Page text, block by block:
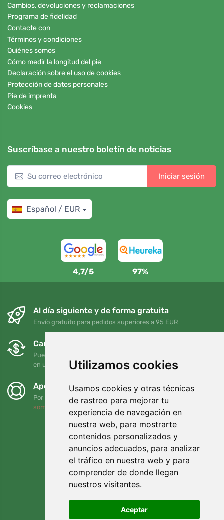
Utilizamos cookies
Usamos cookies y otras técnicas
de rastreo para mejorar tu
experiencia de navegación en
nuestra web, para mostrarte
contenidos personalizados y
anuncios adecuados, para analizar
el tráfico en nuestra web y para
comprender de donde llegan
nuestros visitantes.
Aceptar
Cambios, devoluciones y reclamaciones
Programa de fidelidad
Contacte con
Términos y condiciones
Quiénes somos
Cómo medir la longitud del pie
Declaración sobre el uso de cookies
Protección de datos personales
Pie de imprenta
Cookies
Suscríbase a nuestro boletín de noticias
Iniciar sesión
Español / EUR
4,7/5 97%
Al día siguiente y de forma gratuita
Envío gratuito para pedidos superiores a 95 EUR
Cambios y devoluciones gratuitos
Puede devolver o cambiar su pedido en cualquier momento
en un plazo de 90 días
Apoyamos a Trees.org
Por cada pedido plantamos un árbol. Leer más
somos